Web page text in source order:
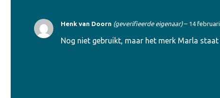
Henk van Doorn (geverifieerde eigenaar) – 14
Nog niet gebruikt, maar het merk Marla